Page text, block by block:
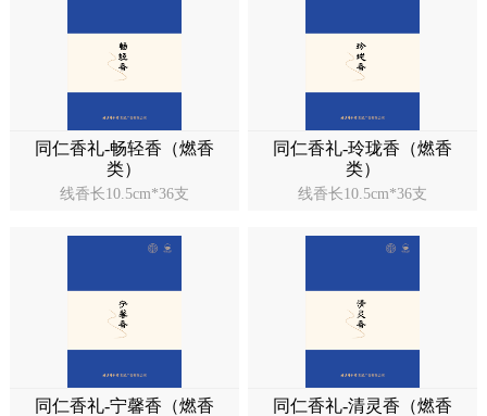
同仁香礼-畅轻香（燃香
类）
线香长10.5cm*36支
同仁香礼-玲珑香（燃香
类）
线香长10.5cm*36支
同仁香礼-宁馨香（燃香
同仁香礼-清灵香（燃香